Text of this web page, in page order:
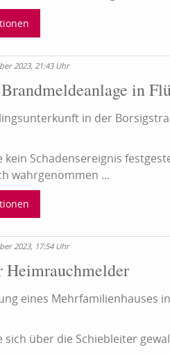
2023, 21:43 Uhr
in
in der
kein Schadensereignis
wahrgenommen ...
2023, 17:54 Uhr
Heimrauchmelder
eines Mehrfamilienhauses
über die Schiebleiter